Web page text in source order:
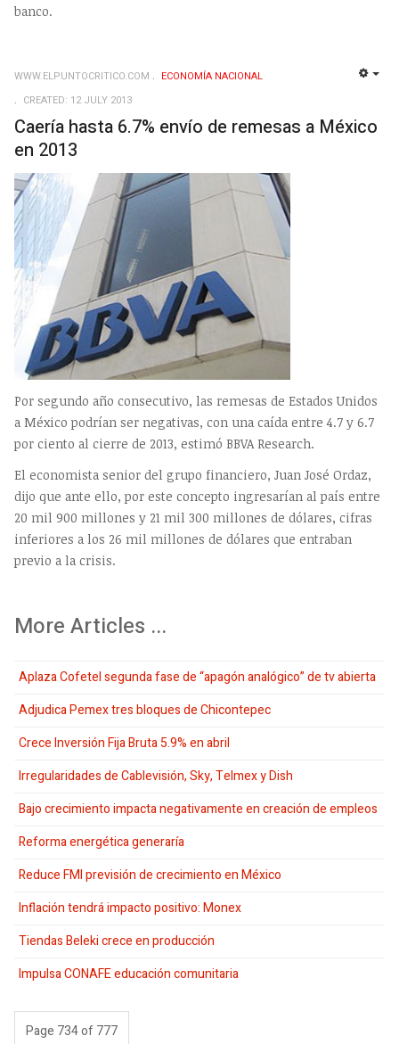
banco.
WWW.ELPUNTOCRITICO.COM
ECONOMÍ­A NACIONAL
CREATED: 12 JULY 2013
Caería hasta 6.7% envío de remesas a México
en 2013
Por segundo año consecutivo, las remesas de Estados Unidos
a México podrían ser negativas, con una caída entre 4.7 y 6.7
por ciento al cierre de 2013, estimó BBVA Research.
El economista senior del grupo financiero, Juan José Ordaz,
dijo que ante ello, por este concepto ingresarían al país entre
20 mil 900 millones y 21 mil 300 millones de dólares, cifras
inferiores a los 26 mil millones de dólares que entraban
previo a la crisis.
More Articles ...
Aplaza Cofetel segunda fase de “apagón analógico” de tv abierta
Adjudica Pemex tres bloques de Chicontepec
Crece Inversión Fija Bruta 5.9% en abril
Irregularidades de Cablevisión, Sky, Telmex y Dish
Bajo crecimiento impacta negativamente en creación de empleos
Reforma energética generaría
Reduce FMI previsión de crecimiento en México
Inflación tendrá impacto positivo: Monex
Tiendas Beleki crece en producción
Impulsa CONAFE educación comunitaria
Page 734 of 777